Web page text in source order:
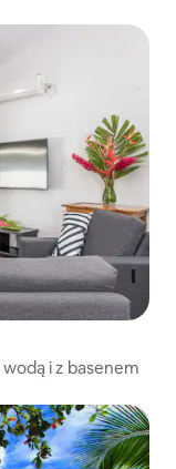
i z basenem